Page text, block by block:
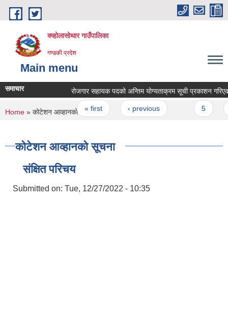
Skip to main content
क्व्होलासोथार गाउँपालिका
गण्डकी प्रदेश
Main menu
समाचार रोजगार सहायक पदको अन्तिम योग्यताक्रम सूची प्रकाशन गरिएको
Pages
« first ‹ previous
You are here
Home » कोटेशन आव्हानको सूचना
कोटेशन आव्हानको सूचना
संक्षित परिचय
Submitted on: Tue, 12/27/2022 - 10:35